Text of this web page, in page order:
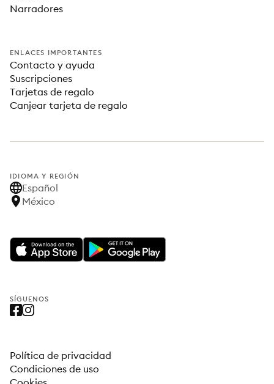
Narradores
ENLACES IMPORTANTES
Contacto y ayuda
Suscripciones
Tarjetas de regalo
Canjear tarjeta de regalo
IDIOMA Y REGIÓN
Español
México
SÍGUENOS
Política de privacidad
Condiciones de uso